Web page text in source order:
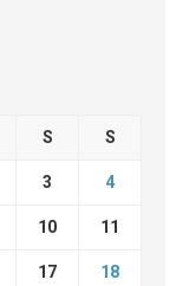
S S
3 4
10 11
17 18